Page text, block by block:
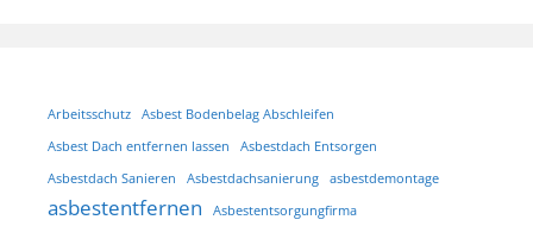
Arbeitsschutz
Asbest Bodenbelag Abschleifen
Asbest Dach entfernen lassen
Asbestdach Entsorgen
Asbestdach Sanieren
Asbestdachsanierung asbestdemontage
asbestentfernen Asbestentsorgungfirma